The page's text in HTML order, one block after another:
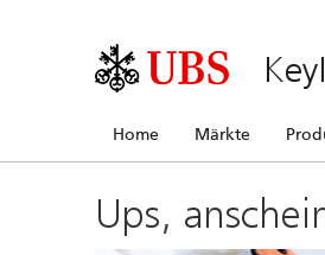
Home Märkte
Ups,